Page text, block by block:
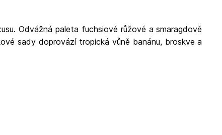
Odvážná paleta fuchsiové růžové a smaragdově
sady doprovází tropická vůně banánu, broskve a